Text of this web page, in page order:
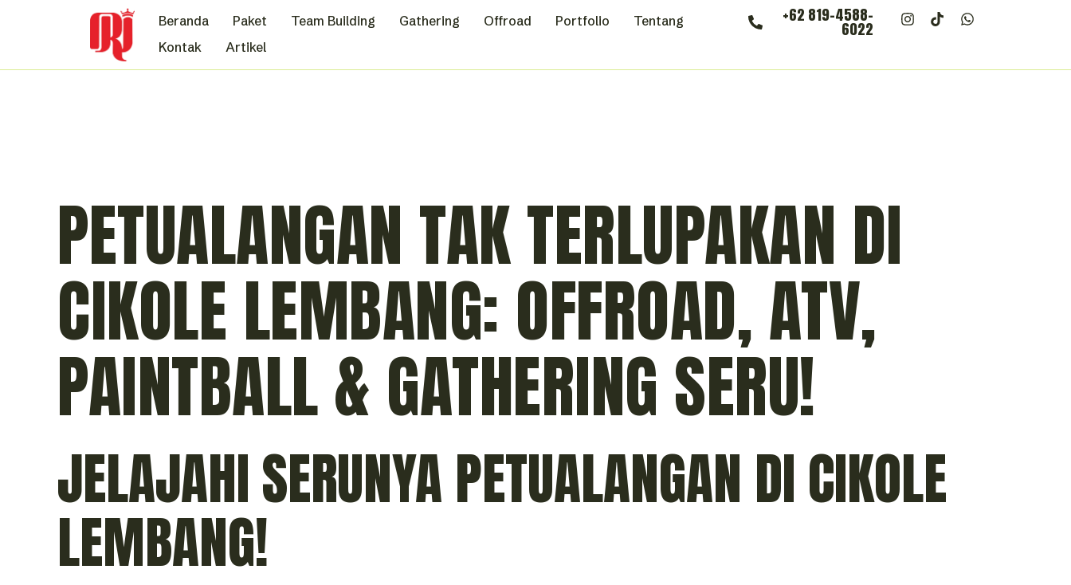
Beranda Paket Team Building Gathering Offroad Portfolio
Tentang
Kontak
Artikel
+62 819-4588-
6022
PETUALANGAN TAK TERLUPAKAN DI
CIKOLE LEMBANG: OFFROAD, ATV,
PAINTBALL & GATHERING SERU!
JELAJAHI SERUNYA PETUALANGAN DI CIKOLE
LEMBANG!